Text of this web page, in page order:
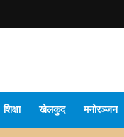
शिक्षा खेलकुद मनोरञ्जन